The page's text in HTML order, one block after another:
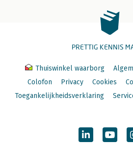
PRETTIG KENNIS
Thuiswinkel waarborg
Colofon
Privacy Cookies
Toegankelijkheidsverklaring